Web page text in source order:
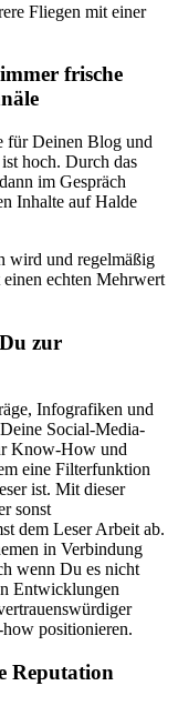
Fliegen mit einer
frische
für Deinen Blog und
hoch. Durch das
im Gespräch
Inhalte auf Halde
wird und regelmäßig
echten Mehrwert
zur
Infografiken und
Social-Media-
Know-How und
eine Filterfunktion
ist. Mit dieser
sonst
dem Leser Arbeit ab.
in Verbindung
wenn Du es nicht
Entwicklungen
positionieren.
Reputation